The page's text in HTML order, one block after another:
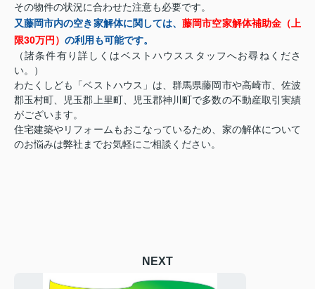
その物件の状況に合わせた注意も必要です。
又藤岡市内の空き家解体に関しては、藤岡市空家解体補助金（上
限30万円） の利用も可能です。
（諸条件有り詳しくはベストハウススタッフへお尋ねくださ
い。）
わたくしども「ベストハウス」は、群馬県藤岡市や高崎市、佐波
郡玉村町、児玉郡上里町、児玉郡神川町で多数の不動産取引実績
がございます。
住宅建築やリフォームもおこなっているため、家の解体について
のお悩みは弊社までお気軽にご相談ください。
NEXT